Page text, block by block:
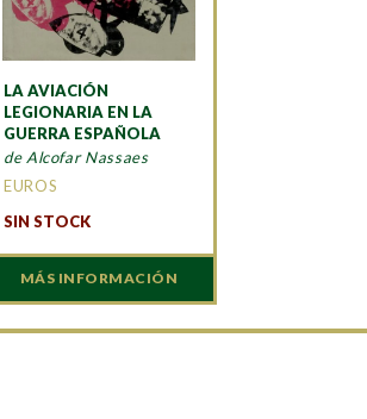
LA AVIACIÓN
LEGIONARIA EN LA
GUERRA ESPAÑOLA
de Alcofar Nassaes
EUROS
SIN STOCK
MÁS INFORMACIÓN